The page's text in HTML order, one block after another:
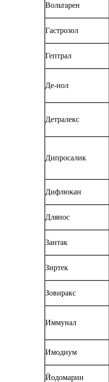
Вольтарен
Гастрозол
Гептрал
Де-нол
Детралекс
Дипросалик
Дифлюкан
Длянос
Зантак
Зиртек
Зовиракс
Иммунал
Имодиум
Йодомарин